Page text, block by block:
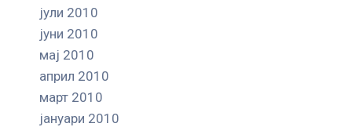
јули 2010
јуни 2010
мај 2010
април 2010
март 2010
јануари 2010